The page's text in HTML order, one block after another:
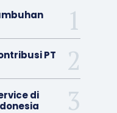
PT
di